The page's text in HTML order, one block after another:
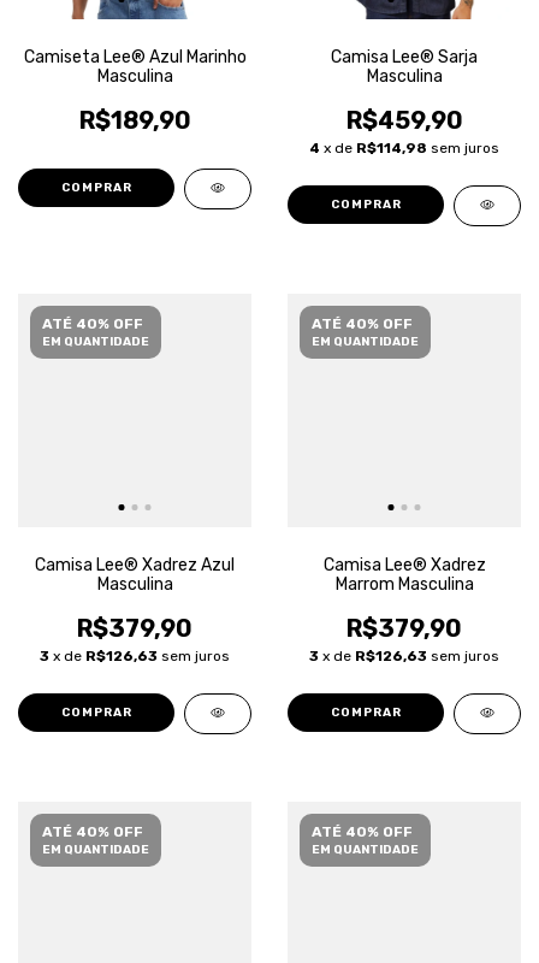
Camiseta Lee® Azul Marinho
Masculina
R$189,90
COMPRAR
Camisa Lee® Sarja
Masculina
R$459,90
4 x de R$114,98 sem juros
COMPRAR
ATÉ 40% OFF
EM QUANTIDADE
Camisa Lee® Xadrez Azul
Masculina
R$379,90
3 x de R$126,63 sem juros
COMPRAR
ATÉ 40% OFF
EM QUANTIDADE
Camisa Lee® Xadrez
Marrom Masculina
R$379,90
3 x de R$126,63 sem juros
COMPRAR
ATÉ 40% OFF
EM QUANTIDADE
ATÉ 40% OFF
EM QUANTIDADE